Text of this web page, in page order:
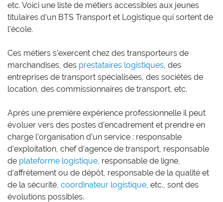
etc. Voici une liste de métiers accessibles aux jeunes
titulaires d’un BTS Transport et Logistique qui sortent de
l’école.
Ces métiers s’exercent chez des transporteurs de
marchandises, des prestataires logistiques, des
entreprises de transport spécialisées, des sociétés de
location, des commissionnaires de transport, etc.
Après une première expérience professionnelle il peut
évoluer vers des postes d’encadrement et prendre en
charge l’organisation d’un service : responsable
d’exploitation, chef d’agence de transport, responsable
de plateforme logistique, responsable de ligne,
d’affrètement ou de dépôt, responsable de la qualité et
de la sécurité, coordinateur logistique, etc., sont des
évolutions possibles.